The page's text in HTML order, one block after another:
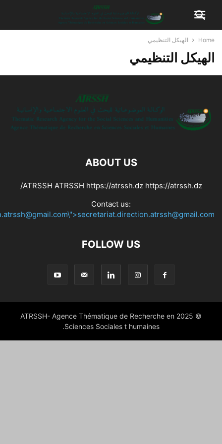
Home الهيكل التنظيمي
الهيكل التنظيمي
ABOUT US
ATRSSH ATRSSH https://atrssh.dz https://atrssh.dz/
Contact us:
FOLLOW US
© 2025 ATRSSH- Agence Thématique de Recherche en
Sciences Sociales t humaines.